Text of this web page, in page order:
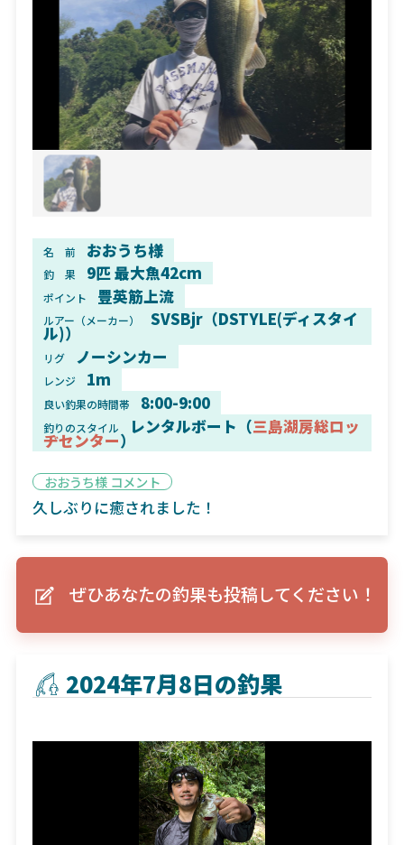
名 前 おおうち様
釣 果 9匹 最大魚42cm
ポイント 豊英筋上流
ルアー（メーカー） SVSBjr（DSTYLE(ディスタイ
ル)）
リグ ノーシンカー
レンジ 1m
良い釣果の時間帯 8:00-9:00
釣りのスタイル レンタルボート（三島湖房総ロッ
ヂセンター）
おおうち様 コメント
久しぶりに癒されました！
ぜひあなたの釣果も投稿してください！
2024年7月8日の釣果